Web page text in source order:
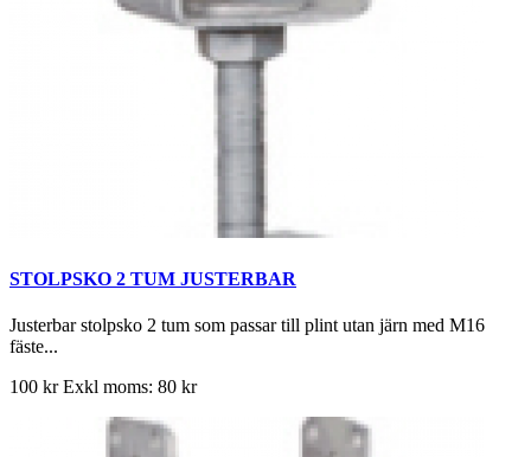
STOLPSKO 2 TUM JUSTERBAR
Justerbar stolpsko 2 tum som passar till plint utan järn med M16
fäste...
100 krExkl moms: 80 kr